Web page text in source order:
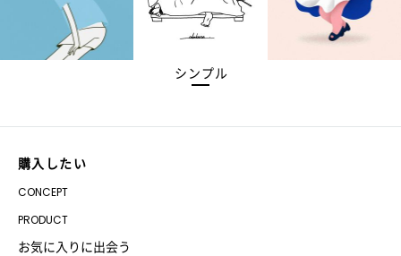
シンプル
購入したい
CONCEPT
PRODUCT
お気に入りに出会う